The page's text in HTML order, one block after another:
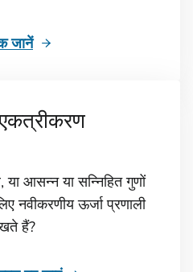
जानें
एकत्रीकरण
या आसन्न या सन्निहित गुणों
नवीकरणीय ऊर्जा प्रणाली
हैं?